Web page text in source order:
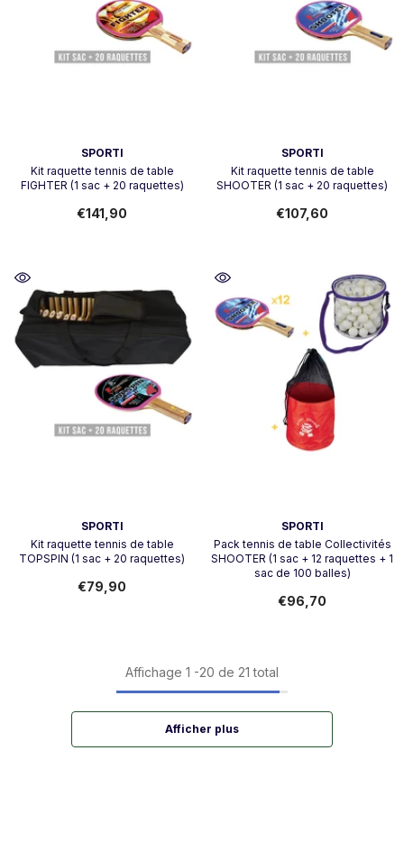
SPORTI
Kit raquette tennis de table
FIGHTER (1 sac + 20 raquettes)
€141,90
SPORTI
Kit raquette tennis de table
SHOOTER (1 sac + 20 raquettes)
€107,60
SPORTI
Kit raquette tennis de table
TOPSPIN (1 sac + 20 raquettes)
€79,90
SPORTI
Pack tennis de table Collectivités
SHOOTER (1 sac + 12 raquettes + 1
sac de 100 balles)
€96,70
Affichage 1 -20 de 21 total
Afficher plus